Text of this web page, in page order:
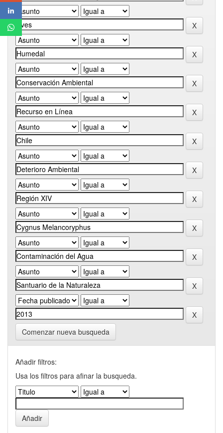
Comenzar nueva busqueda
Añadir filtros:
Usa los filtros para afinar la busqueda.